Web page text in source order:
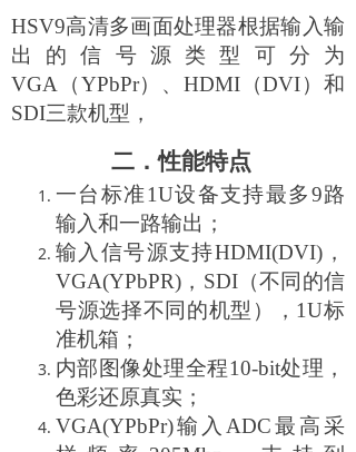
HSV9高清多画面处理器根据输入输
出的信号源类型可分为
VGA（YPbPr）、HDMI（DVI）和
SDI三款机型，
二．性能特点
一台标准1U设备支持最多9路
输入和一路输出；
输入信号源支持HDMI(DVI)，
VGA(YPbPR)，SDI（不同的信
号源选择不同的机型），1U标
准机箱；
内部图像处理全程10-bit处理，
色彩还原真实；
VGA(YPbPr)输入ADC最高采